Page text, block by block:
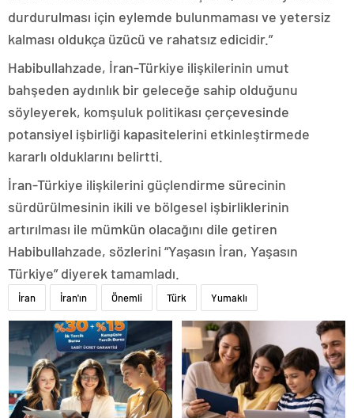
durdurulması için eylemde bulunmaması ve yetersiz
kalması oldukça üzücü ve rahatsız edicidir.”
Habibullahzade, İran-Türkiye ilişkilerinin umut
bahşeden aydınlık bir geleceğe sahip olduğunu
söyleyerek, komşuluk politikası çerçevesinde
potansiyel işbirliği kapasitelerini etkinleştirmede
kararlı olduklarını belirtti.
İran-Türkiye ilişkilerini güçlendirme sürecinin
sürdürülmesinin ikili ve bölgesel işbirliklerinin
artırılması ile mümkün olacağını dile getiren
Habibullahzade, sözlerini “Yaşasın İran, Yaşasın
Türkiye” diyerek tamamladı.
İran İran'ın Önemli Türk Yumaklı